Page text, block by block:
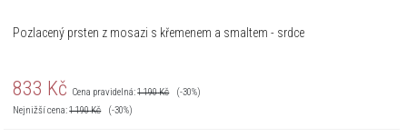
Pozlacený prsten z mosazi s křemenem a smaltem - srdce
833 Kč Cena pravidelná:1 190Kč
(-30%)
Nejnižší cena:1 190Kč (-30%)